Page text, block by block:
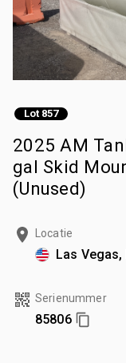
Lot 857
2025 AM
gal Skid
(Unused)
Locatie
Las Vegas,
Serienummer
85806